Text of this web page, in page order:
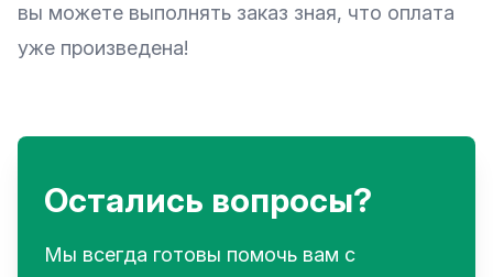
вы можете выполнять заказ зная, что оплата
уже произведена!
Остались вопросы?
Мы всегда готовы помочь вам с